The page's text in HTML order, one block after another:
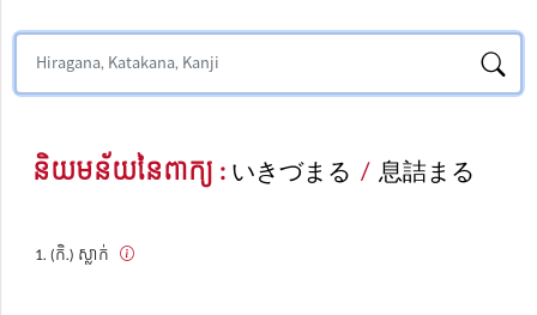
និយមន័យនៃពាក្យ :いきづまる / 息詰まる
(កិ.) ស្លាក់